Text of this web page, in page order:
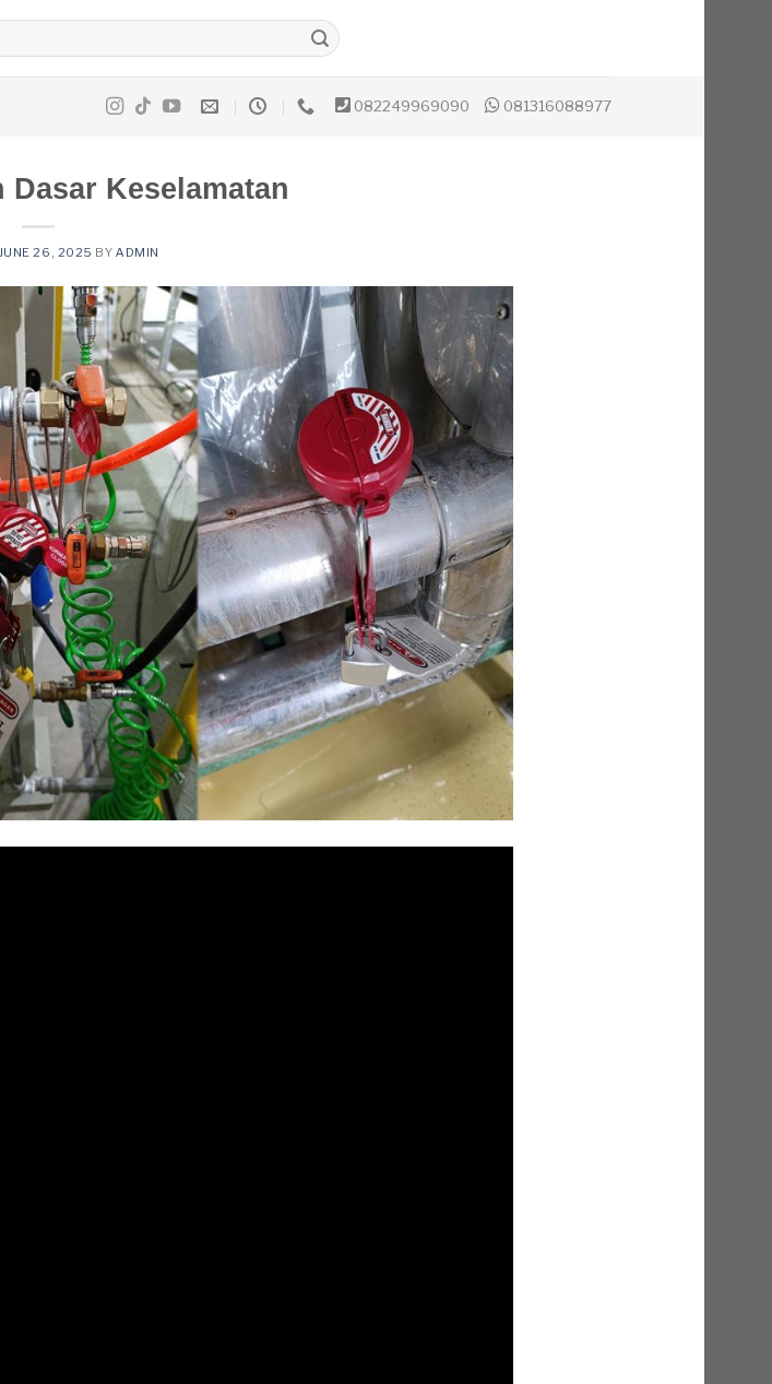
082249969090 081316088977
Dasar Keselamatan
JUNE 26, 2025 BYADMIN